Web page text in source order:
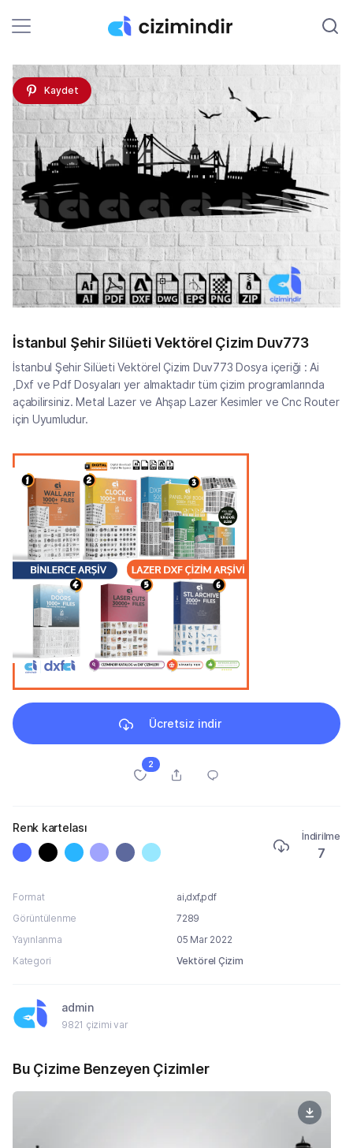
Kaydet
İstanbul Şehir Silüeti Vektörel Çizim Duv773
İstanbul Şehir Silüeti Vektörel Çizim Duv773 Dosya içeriği : Ai
,Dxf ve Pdf Dosyaları yer almaktadır tüm çizim programlarında
açabilirsiniz. Metal Lazer ve Ahşap Lazer Kesimler ve Cnc Router
için Uyumludur.
Ücretsiz indir
2
Renk kartelası
İndirilme
7
Format
ai,dxf,pdf
Görüntülenme
7289
Yayınlanma
05 Mar 2022
Kategori
Vektörel Çizim
admin
9821 çizimi var
Bu Çizime Benzeyen Çizimler